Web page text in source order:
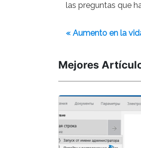
las preguntas que
« Aumento en la
Mejores